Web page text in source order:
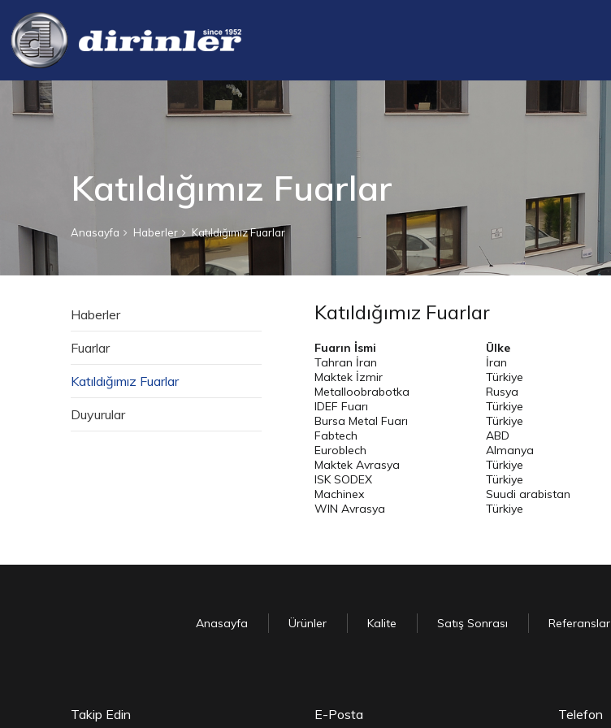
Katıldığımız Fuarlar
Anasayfa Haberler Katıldığımız Fuarlar
Haberler
Fuarlar
Katıldığımız Fuarlar
Duyurular
Katıldığımız Fuarlar
Fuarın İsmi Ülke
Tahran İran
İran
Maktek İzmir
Türkiye
Metalloobrabotka
Rusya
IDEF Fuarı
Türkiye
Bursa Metal Fuarı
Türkiye
Fabtech
ABD
Euroblech
Almanya
Maktek Avrasya
Türkiye
ISK SODEX
Türkiye
Machinex
Suudi arabistan
WIN Avrasya
Türkiye
Anasayfa Ürünler Kalite Satış Sonrası Referanslar
Takip Edin E-Posta Telefon